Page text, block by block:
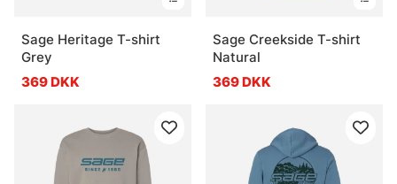
Sage Heritage T-shirt
Grey
369 DKK
Sage Creekside T-shirt
Natural
369 DKK